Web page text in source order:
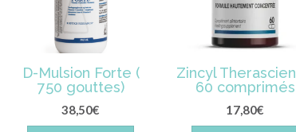
D-Mulsion Forte (
750 gouttes)
38,50€
Zincyl
60 comprimés
17,80€